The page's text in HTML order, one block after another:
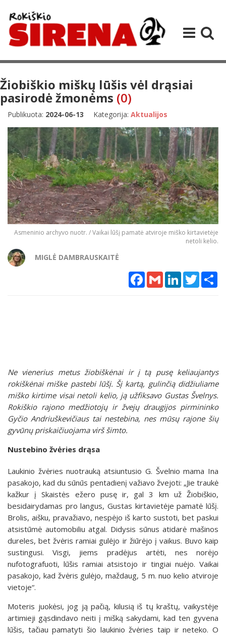
Žiobiškio miškų lūšis vėl drąsiai
pasirodė žmonėms (0)
Publikuota: 2024-06-13 Kategorija: Aktualijos
Asmeninio archyvo nuotr. / Vaikai lūšį pamatė atviroje miško kirtavietėje
netoli kelio.
MIGLĖ DAMBRAUSKAITĖ
Facebook
Gmail LinkedInTwitter
Ne vienerius metus žiobiškėnai ir į tą pusę keliaujantys
rokiškėnai miške pastebi lūšį. Šį kartą, gulinčią didžiuliame
miško kirtime visai netoli kelio, ją užfiksavo Gustas Švelnys.
Rokiškio rajono medžiotojų ir žvejų draugijos pirmininko
Gyčio Andriuškevičiaus tai nestebina, nes mūsų rajone šių
gyvūnų priskaičiuojama virš šimto.
Nustebino žvėries drąsa
Laukinio žvėries nuotrauką atsiuntusio G. Švelnio mama Ina
pasakojo, kad du sūnūs pentadienį važiavo žvejoti: „Jie traukė
kažkur į Skaistės ežero pusę ir, gal 3 km už Žiobiškio,
besidairydamas pro langus, Gustas kirtavietėje pamatė lūšį.
Brolis, aišku, pravažiavo, nespėjo iš karto sustoti, bet paskui
atsistūmė automobiliu atgal. Didysis sūnus atidarė mašinos
dureles, bet žvėris ramiai gulėjo ir žiūrėjo į vaikus. Buvo kaip
sustingusi. Visgi, jiems pradėjus artėti, nes norėjo
nufotografuoti, lūšis ramiai atsistojo ir tingiai nuėjo. Vaikai
pasakojo, kad žvėris gulėjo, maždaug, 5 m. nuo kelio atviroje
vietoje“.
Moteris juokėsi, jog ją pačią, kilusią iš tų kraštų, vaikystėje
artimieji gąsdindavo neiti į mišką sakydami, kad ten gyvena
lūšis, tačiau pamatyti šio laukinio žvėries taip ir neteko. O